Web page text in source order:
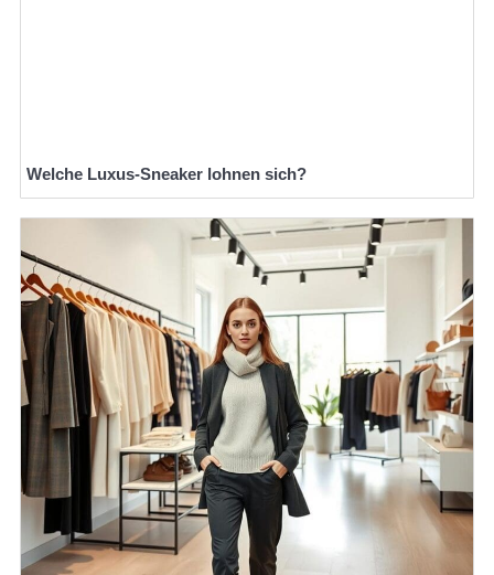
Welche Luxus-Sneaker lohnen sich?